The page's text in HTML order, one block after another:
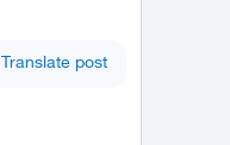
Translate post